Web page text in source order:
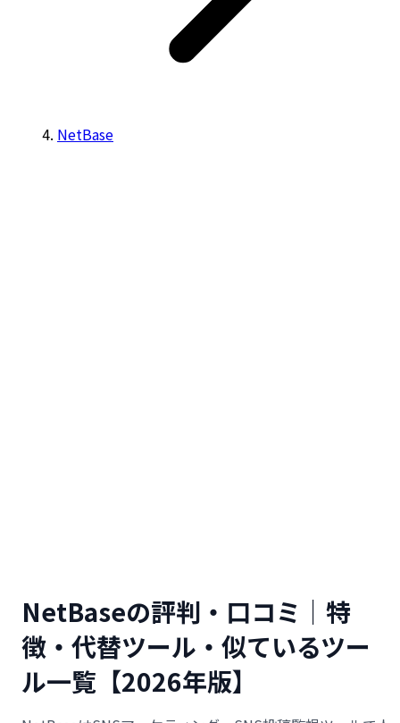
NetBase
NetBaseの評判・口コミ｜特
徴・代替ツール・似ているツー
ル一覧【2026年版】